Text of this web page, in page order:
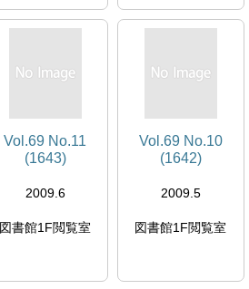
Vol.69 No.11
(1643)
2009.6
図書館1F閲覧室
Vol.69 No.10
(1642)
2009.5
図書館1F閲覧室